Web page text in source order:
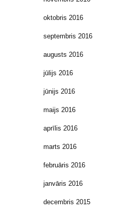
oktobris 2016
septembris 2016
augusts 2016
jūlijs 2016
jūnijs 2016
maijs 2016
aprīlis 2016
marts 2016
februāris 2016
janvāris 2016
decembris 2015